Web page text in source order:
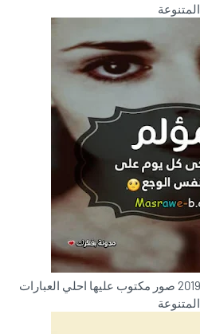
المتنوعة
اجمل الصور الحزينة للرجال 2019 صور مكتوب عليها احلي العبارات
المتنوعة